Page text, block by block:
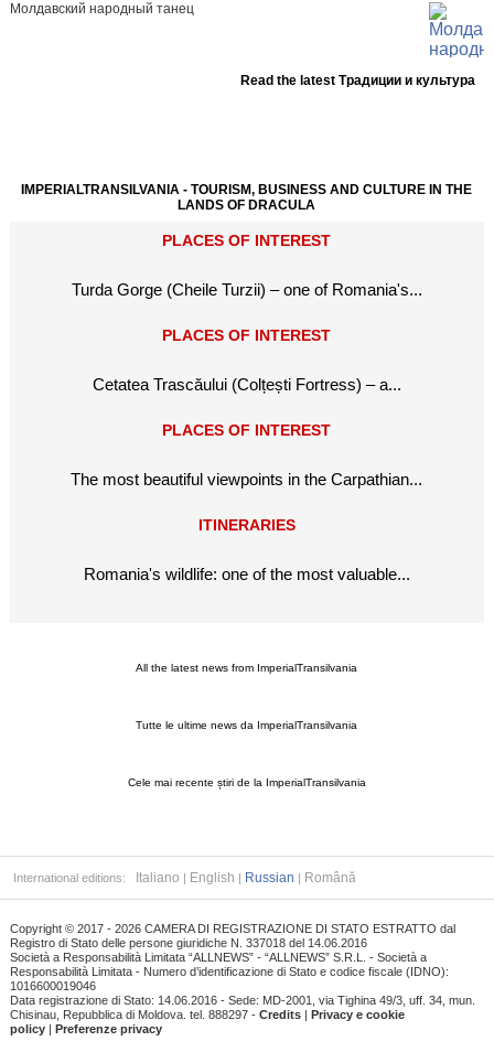
Молдавский народный танец
Read the latest Традиции и культура
IMPERIALTRANSILVANIA - TOURISM, BUSINESS AND CULTURE IN THE
LANDS OF DRACULA
PLACES OF INTEREST
Turda Gorge (Cheile Turzii) – one of Romania's...
PLACES OF INTEREST
Cetatea Trascăului (Colțești Fortress) – a...
PLACES OF INTEREST
The most beautiful viewpoints in the Carpathian...
ITINERARIES
Romania's wildlife: one of the most valuable...
All the latest news from ImperialTransilvania
Tutte le ultime news da ImperialTransilvania
Cele mai recente știri de la ImperialTransilvania
International editions: Italiano English Russian Română
Copyright © 2017 - 2026 CAMERA DI REGISTRAZIONE DI STATO ESTRATTO dal
Registro di Stato delle persone giuridiche N. 337018 del 14.06.2016
Società a Responsabilità Limitata “ALLNEWS” - “ALLNEWS” S.R.L. - Società a
Responsabilità Limitata - Numero d’identificazione di Stato e codice fiscale (IDNO):
1016600019046
Data registrazione di Stato: 14.06.2016 - Sede: MD-2001, via Tighina 49/3, uff. 34, mun.
Chisinau, Repubblica di Moldova. tel. 888297 - Credits|
Privacy e cookie
policy| Preferenze privacy